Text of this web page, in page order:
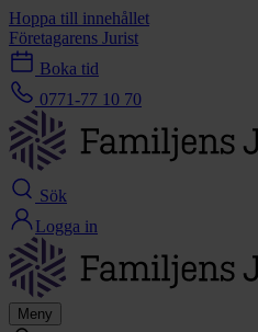
Hoppa till innehållet
Företagarens Jurist
Boka tid
0771-77 10 70
Sök
Logga in
Meny